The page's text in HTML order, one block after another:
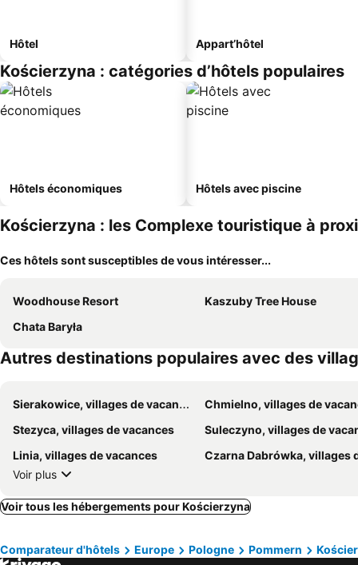
Hôtel Appart’hôtel
Kościerzyna : catégories d’hôtels populaires
Hôtels économiques Hôtels avec piscine
Kościerzyna : les Complexe touristique à
Ces hôtels sont susceptibles de vous intéresser...
Woodhouse Resort
Kaszuby Tree House
Chata Baryła
Autres destinations populaires avec des
Sierakowice, villages de vacances
Chmielno, villages de
Stezyca, villages de vacances
Suleczyno, villages de
Linia, villages de vacances
Czarna Dabrówka, villages de
Voir plus
Voir tous les hébergements pour Kościerzyna
Comparateur d'hôtels Europe Pologne Pommern